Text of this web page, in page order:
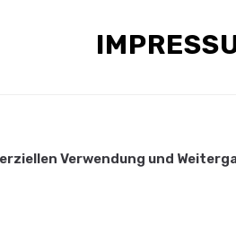
Verwendung und